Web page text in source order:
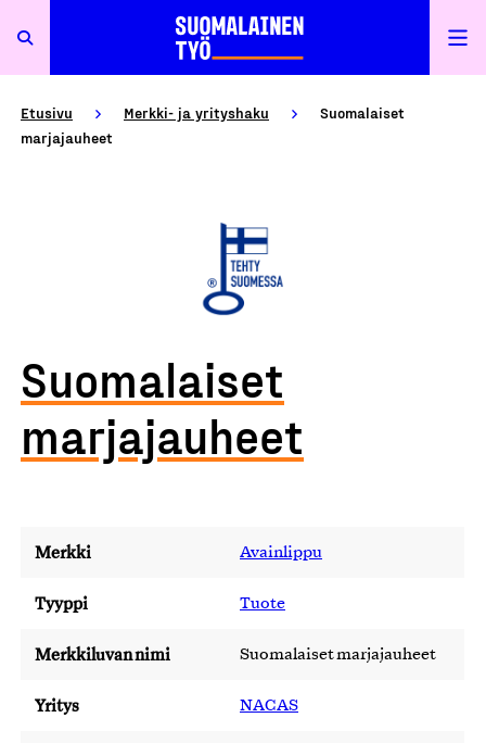
Etusivu Merkki- ja yrityshaku
Suomalaiset
marjajauheet
Suomalaiset
marjajauheet
Merkki Avainlippu
Tyyppi Tuote
Merkkiluvan nimi Suomalaiset marjajauheet
Yritys NACAS